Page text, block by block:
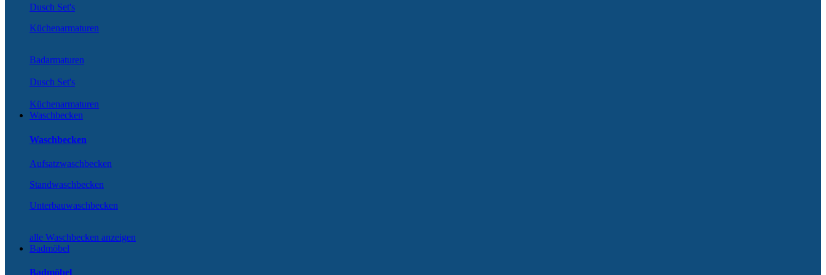
Dusch Set's
Küchenarmaturen
Badarmaturen
Dusch Set's
Küchenarmaturen
Waschbecken
Waschbecken
Aufsatzwaschbecken
Standwaschbecken
Unterbauwaschbecken
alle Waschbecken anzeigen
Badmöbel
Badmöbel